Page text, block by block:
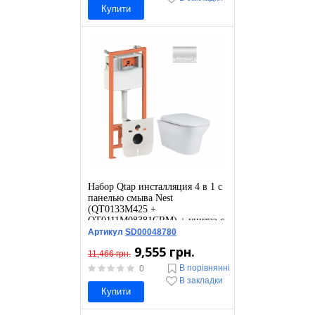
Купити
Набор Qtap инсталляция 4 в 1 с
панелью смыва Nest
(QT0133M425 +
QT0111M08381CRM) + унитаз с
сиденьем Gemini
Артикул SD00048780
11,466 грн. 9,555 грн.
0
Купити
В порівнянні
В закладки